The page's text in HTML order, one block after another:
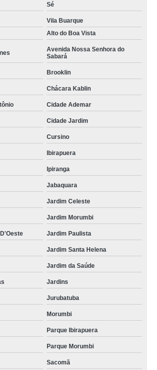
Sé
Vila Buarque
Alto do Boa Vista
Avenida Nossa Senhora do
Sabará
Brooklin
Chácara Kablin
Cidade Ademar
Cidade Jardim
Cursino
Ibirapuera
Ipiranga
Jabaquara
Jardim Celeste
Jardim Morumbi
Jardim Paulista
Jardim Santa Helena
Jardim da Saúde
Jardins
Jurubatuba
Morumbi
Parque Ibirapuera
Parque Morumbi
Sacomã